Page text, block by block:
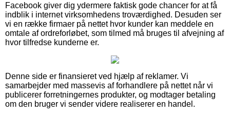
Facebook giver dig ydermere faktisk gode chancer for at få
indblik i internet virksomhedens troværdighed. Desuden ser
vi en række firmaer på nettet hvor kunder kan meddele en
omtale af ordreforløbet, som tilmed må bruges til afvejning af
hvor tilfredse kunderne er.
Denne side er finansieret ved hjælp af reklamer. Vi
samarbejder med massevis af forhandlere på nettet når vi
publicerer forretningernes produkter, og modtager betaling
om den bruger vi sender videre realiserer en handel.